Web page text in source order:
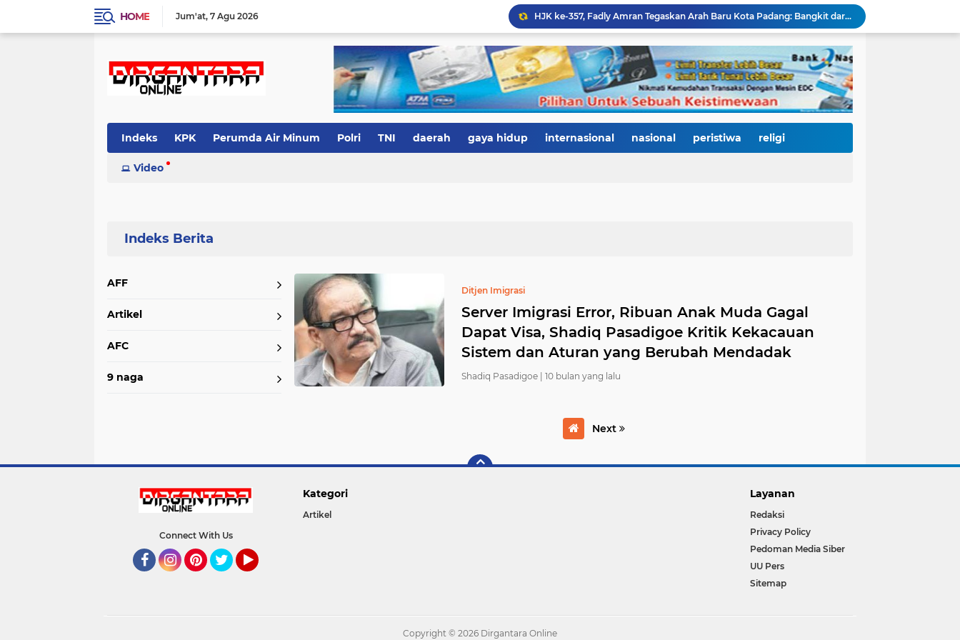
HOME Jum'at 7 Agu 2026
HJK ke-357, Fadly Amran Tegaskan Arah Baru Kota Padang: Bangkit dari Bencana, Melaju Menjadi Kota Pendidikan, Pariwisata, dan Perdagangan Bertaraf Dunia
Ratusan Pelajar Padang Antusias Kunjungi KRI Teluk Kendari, Belajar Langsung Dunia Kemaritiman dan Pertahanan Negara
Ribuan Warga Padati Pantai Cimpago, Festival Pawai Telong-Telong HJK Padang ke-357 Tampilkan Semangat Budaya, Persatuan, dan Optimisme Menuju Kota Gastronomi Dunia
Ribuan Warga Padati Danau Cimpago, Festival Telong-Telong HJK Padang ke-357 Tuai Pujian dan Harapan untuk Terus Dilestarikan
Perkuat Tata Kelola Rumah Sakit Daerah, RS M. Djamil Dampingi RSUD dr. Sadikin Pariaman Wujudkan Layanan Kesehatan Berkualitas
Di Balik Gemerlap Telong-Telong, RS M. Djamil Menyalakan Cahaya Kesadaran Kesehatan untuk Warga Padang
HJK Padang ke-357 Berubah Jadi Gerakan Kemanusiaan, Pemko Hadirkan "Road to Gastronomy Charity" untuk Bantu Korban Banjir
Indeks KPK Perumda Air Minum Polri TNI daerah gaya hidup internasional nasional peristiwa religi
Video
AFF
Artikel
AFC
9 naga
Ditjen Imigrasi
Server Imigrasi Error, Ribuan Anak Muda Gagal
Dapat Visa, Shadiq Pasadigoe Kritik Kekacauan
Sistem dan Aturan yang Berubah Mendadak
Shadiq Pasadigoe | 10 bulan yang lalu
Next
Connect With Us
Kategori
Artikel
Layanan
Redaksi
Privacy Policy
Pedoman Media Siber
UU Pers
Sitemap
Copyright © 2026 Dirgantara Online